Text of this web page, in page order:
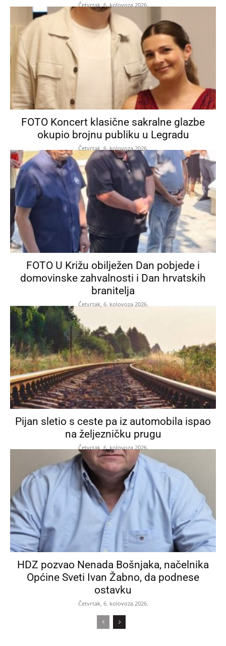
Četvrtak, 6. kolovoza 2026.
FOTO Koncert klasične sakralne glazbe
okupio brojnu publiku u Legradu
Četvrtak, 6. kolovoza 2026.
FOTO U Križu obilježen Dan pobjede i
domovinske zahvalnosti i Dan hrvatskih
branitelja
Četvrtak, 6. kolovoza 2026.
Pijan sletio s ceste pa iz automobila ispao
na željezničku prugu
Četvrtak, 6. kolovoza 2026.
HDZ pozvao Nenada Bošnjaka, načelnika
Općine Sveti Ivan Žabno, da podnese
ostavku
Četvrtak, 6. kolovoza 2026.